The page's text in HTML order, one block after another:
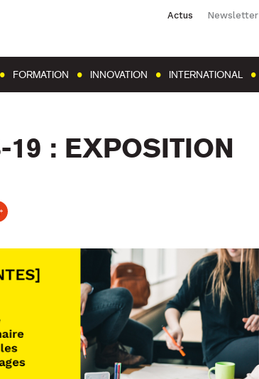
Actus Newsletter
FORMATION INNOVATION INTERNATIONAL
19 : EXPOSITION